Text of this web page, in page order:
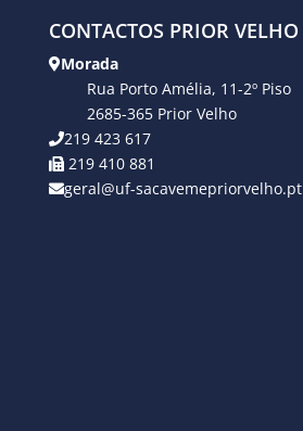
CONTACTOS PRIOR VELHO
Morada
Rua Porto Amélia, 11-2º Piso
2685-365 Prior Velho
219 423 617
219 410 881
geral@uf-sacavemepriorvelho.pt